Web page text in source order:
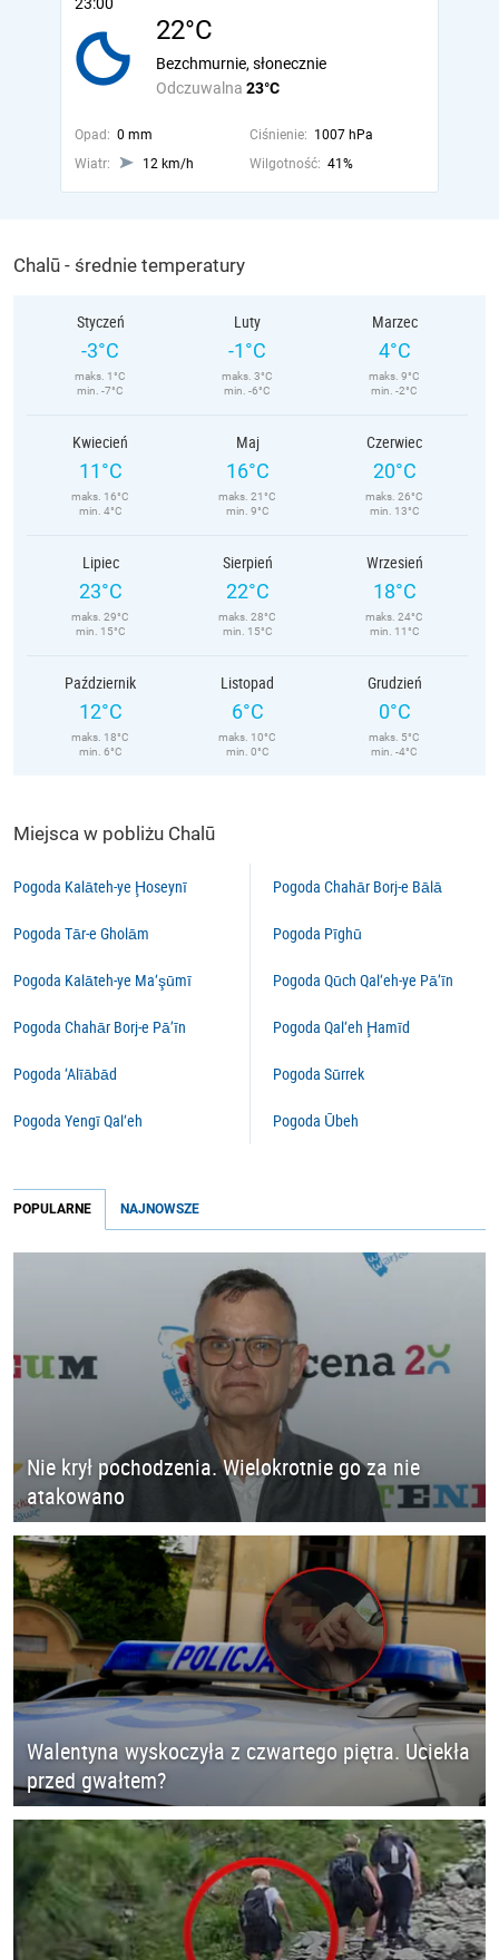
22°C
Odczuwalna 23°C
Bezchmurnie, słonecznie
Opad: 0 mm Ciśnienie: 1007 hPa
Wiatr:
12 km/h Wilgotność: 41%
Chalū - średnie temperatury
Styczeń
-3°C
maks. 1°C
min. -7°C
Luty
-1°C
maks. 3°C
min. -6°C
Marzec
4°C
maks. 9°C
min. -2°C
Kwiecień
11°C
maks. 16°C
min. 4°C
Maj
16°C
maks. 21°C
min. 9°C
Czerwiec
20°C
maks. 26°C
min. 13°C
Lipiec
23°C
maks. 29°C
min. 15°C
Sierpień
22°C
maks. 28°C
min. 15°C
Wrzesień
18°C
maks. 24°C
min. 11°C
Październik
12°C
maks. 18°C
min. 6°C
Listopad
6°C
maks. 10°C
min. 0°C
Grudzień
0°C
maks. 5°C
min. -4°C
Miejsca w pobliżu Chalū
Pogoda Kalāteh-ye Ḩoseynī
Pogoda Tār-e Gholām
Pogoda Kalāteh-ye Ma‘şūmī
Pogoda Chahār Borj-e Pā’īn
Pogoda ‘Alīābād
Pogoda Yengī Qal‘eh
Pogoda Chahār Borj-e Bālā
Pogoda Pīghū
Pogoda Qūch Qal‘eh-ye Pā’īn
Pogoda Qal‘eh Ḩamīd
Pogoda Sūrrek
Pogoda Ūbeh
POPULARNE NAJNOWSZE
Nie krył pochodzenia. Wielokrotnie go za nie
atakowano
Walentyna wyskoczyła z czwartego piętra. Uciekła
przed gwałtem?